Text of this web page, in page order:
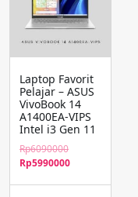
Laptop Favorit
Pelajar – ASUS
VivoBook 14
A1400EA-VIPS
Intel i3 Gen 11
Rp6090000Original
price
Rp5990000Current